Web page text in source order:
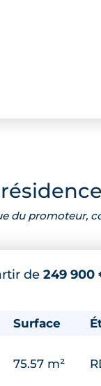
du
de 249 900
Surface
75.57 m²